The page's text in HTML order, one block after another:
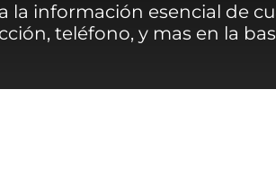
la información esencial de
teléfono, y mas en la